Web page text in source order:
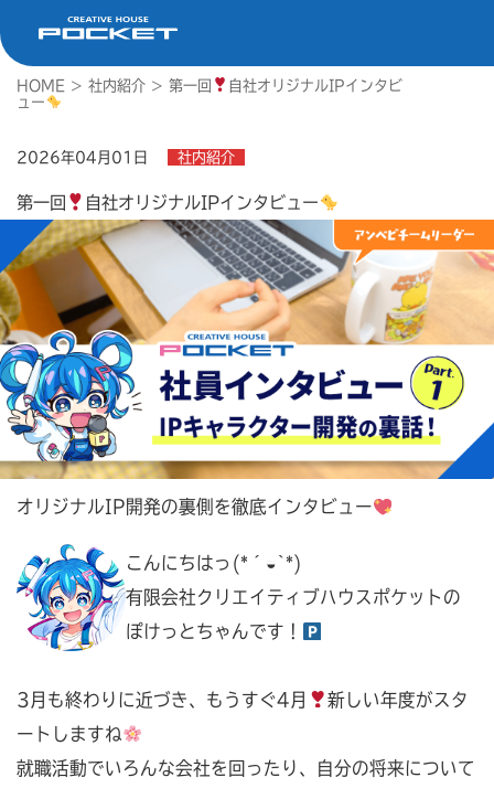
HOME > 社内紹介 > 第一回
自社オリジナルIPインタビ
ュー
2026年04月01日 社内紹介
第一回 自社オリジナルIPインタビュー
オリジナルIP開発の裏側を徹底インタビュー
こんにちはっ(*´◒`*)
有限会社クリエイティブハウスポケットの
ぽけっとちゃんです！
3月も終わりに近づき、もうすぐ4月
新しい年度がスタ
ートしますね
就職活動でいろんな会社を回ったり、自分の将来について